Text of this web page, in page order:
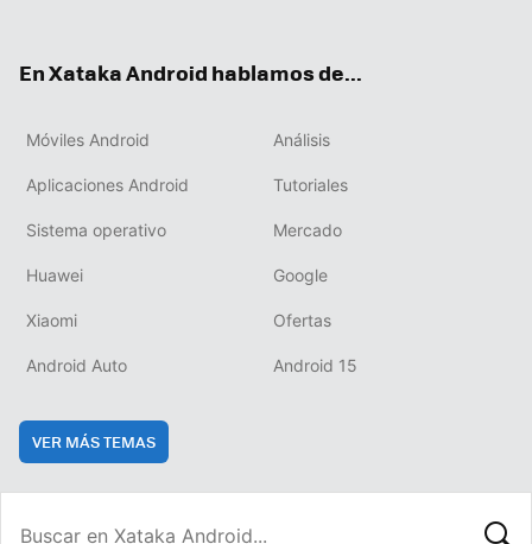
En Xataka Android hablamos de...
Móviles Android Análisis
Aplicaciones Android Tutoriales
Sistema operativo Mercado
Huawei Google
Xiaomi Ofertas
Android Auto Android 15
VER MÁS TEMAS